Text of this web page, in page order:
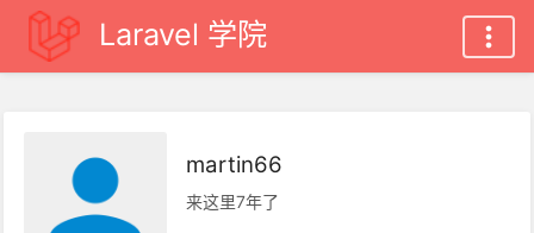
Laravel 学院
martin66
来这里7年了